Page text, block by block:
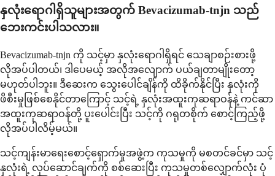
နှလုံးရောဂါရှိသူများအတွက် Bevacizumab-tnjn သည်
ဘေးကင်းပါသလား။
Bevacizumab-tnjn ကို သင့်မှာ နှလုံးရောဂါရှိရင် သေချာစဉ်းစားဖို့
လိုအပ်ပါတယ်၊ ဒါပေမယ့် အလိုအလျောက် ပယ်ချတာမျိုးတော့
မဟုတ်ပါဘူး။ ဒီဆေးက သွေးပေါင်ချိန်ကို ထိခိုက်နိုင်ပြီး နှလုံးကို
ဖိစီးမှုဖြစ်စေနိုင်တာကြောင့် သင့်ရဲ့ နှလုံးအထူးကုဆရာဝန်နဲ့ ကင်ဆာ
အထူးကုဆရာဝန်တို့ ပူးပေါင်းပြီး သင့်ကို ဂရုတစိုက် စောင့်ကြည့်ဖို့
လိုအပ်ပါလိမ့်မယ်။
သင့်ကျန်းမာရေးစောင့်ရှောက်မှုအဖွဲ့က ကုသမှုကို မစတင်ခင်မှာ သင့်
နှလုံးရဲ့ လုပ်ဆောင်ချက်ကို စစ်ဆေးပြီး ကုသမှုတစ်လျှောက်လုံး ပုံ